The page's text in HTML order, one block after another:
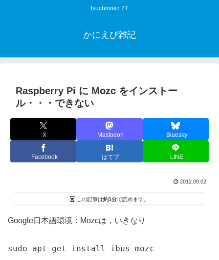
tsuchinoko 77
かにえび雑記
Raspberry Pi に Mozc をインストー
ル・・・できない
X Mastodon Bluesky
Facebook はてブ LINE
2012.09.02
この記事は約1分で読めます。
Google日本語環境：Mozcは，いきなり
sudo apt-get install ibus-mozc